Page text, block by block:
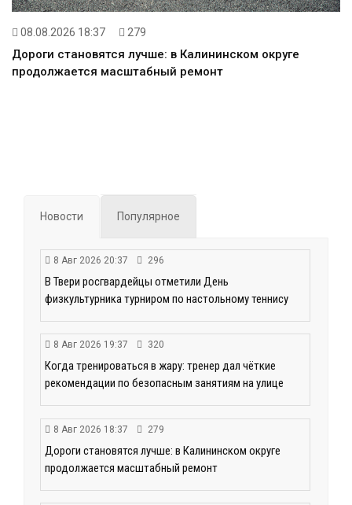
08.08.2026 18:37 279
Дороги становятся лучше: в Калининском округе
продолжается масштабный ремонт
Новости Популярное
8 Авг 2026 20:37 296
В Твери росгвардейцы отметили День
физкультурника турниром по настольному теннису
8 Авг 2026 19:37 320
Когда тренироваться в жару: тренер дал чёткие
рекомендации по безопасным занятиям на улице
8 Авг 2026 18:37 279
Дороги становятся лучше: в Калининском округе
продолжается масштабный ремонт